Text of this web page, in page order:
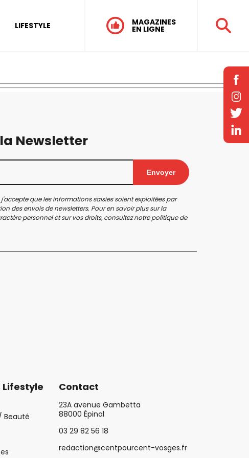
LIFESTYLE MAGAZINES
EN LIGNE
Newsletter
Envoyer
que les informations saisies soient exploitées par
des envois de newsletters. Pour en savoir plus sur la
personnel et sur vos droits, consultez notrepolitique de
Lifestyle
Beauté
Contact
23A avenue Gambetta
88000 Épinal
03 29 82 56 18
redaction@centpourcent-vosges.fr